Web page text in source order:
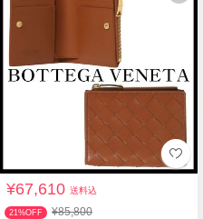
¥67,610送料込
21%OFF ¥85,800